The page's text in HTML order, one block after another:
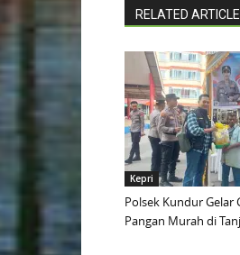
RELATED
Kepri
Polsek Kundur Gelar
Pangan Murah di